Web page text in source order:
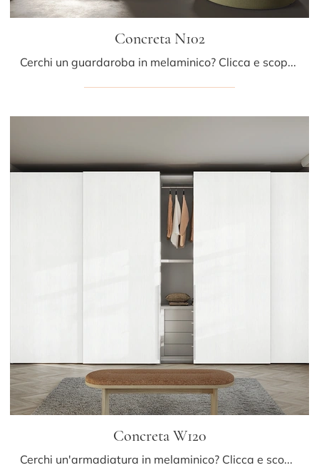
Concreta N102
Cerchi un guardaroba in melaminico? Clicca e scopri armadiature su misura con ante scorrevoli di Colombini Casa.
Concreta W120
Cerchi un'armadiatura in melaminico? Clicca e scopri armadi a muro con ante scorrevoli di Colombini Casa.